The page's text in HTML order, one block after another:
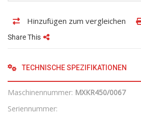
Hinzufügen zum vergleichen
Share This
TECHNISCHE SPEZIFIKATIONEN
Maschinennummer: MXKR450/0067
Seriennummer: